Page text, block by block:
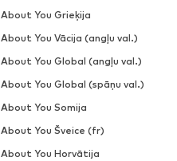
About You Grieķija
About You Vācija (angļu val.)
About You Global (angļu val.)
About You Global (spāņu val.)
About You Somija
About You Šveice (fr)
About You Horvātija